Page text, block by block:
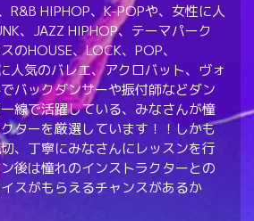
R&B HIPHOP、K-POPや、女性に人
、JAZZ HIPHOP、テーマパーク
のHOUSE、LOCK、POP、
人気のバレエ、アクロバット、ヴォ
バックダンサーや振付師などダン
線で活躍している、みなさんが憧
ターを厳選しています！！しかも
、丁寧にみなさんにレッスンを行
後は憧れのインストラクターとの
スがもらえるチャンスがあるか